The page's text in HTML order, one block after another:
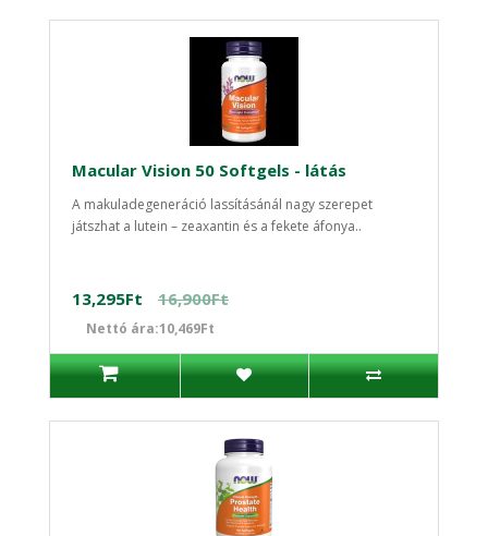
Macular Vision 50 Softgels - látás
A makuladegeneráció lassításánál nagy szerepet
játszhat a lutein – zeaxantin és a fekete áfonya..
13,295Ft 16,900Ft
Nettó ára:10,469Ft